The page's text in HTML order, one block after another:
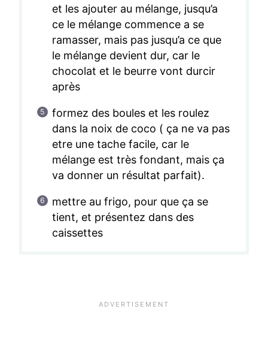
et les ajouter au mélange, jusqu’a
ce le mélange commence a se
ramasser, mais pas jusqu’a ce que
le mélange devient dur, car le
chocolat et le beurre vont durcir
après
formez des boules et les roulez
dans la noix de coco ( ça ne va pas
etre une tache facile, car le
mélange est très fondant, mais ça
va donner un résultat parfait).
mettre au frigo, pour que ça se
tient, et présentez dans des
caissettes